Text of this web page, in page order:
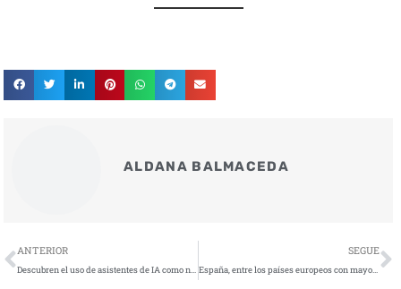
ALDANA BALMACEDA
Ant
ANTERIOR
Descubren el uso de asistentes de IA como nuevos servidores encubiertos de comando y control (C2)
SEGUE
España, entre los países europeos con mayor exposición a malware en 2025